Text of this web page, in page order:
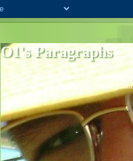
O1's Paragraphs
In 2006 I started to distribute
World- I decided to bring out those